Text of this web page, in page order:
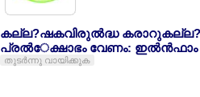
കല്ല?ഷകവിരുല്‍ദ്ധ
പ്രല്‍േക്ഷാഭം വേണം: ഇല്‍ന്‍ഫാം
തുടര്‍ന്നു വായിക്കുക